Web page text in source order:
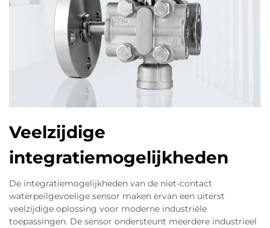
Veelzijdige
integratiemogelijkheden
De integratiemogelijkheden van de niet-contact
waterpeilgevoelige sensor maken ervan een uiterst
veelzijdige oplossing voor moderne industriële
toepassingen. De sensor ondersteunt meerdere industrieel